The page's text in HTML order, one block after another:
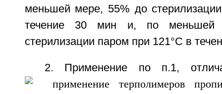
меньшей мере, 55% до
течение 30 мин и, по меньшей
стерилизации паром при 121°С в
2. Применение по п.1,